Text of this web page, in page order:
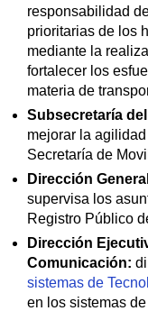
responsabilidad
prioritarias de los
mediante la
fortalecer los
materia de
Subsecretaría
mejorar la
Secretaría de
Dirección
supervisa los
Registro Público
Dirección
Comunicación:
sistemas de
en los sistemas